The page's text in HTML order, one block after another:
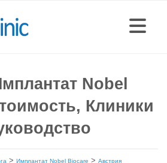
Nobel
Клиники
> Имплантат Nobel Biocare > Австрия